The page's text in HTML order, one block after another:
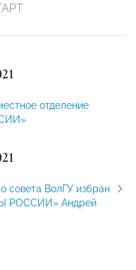
отделение
совета ВолГУ избран
РОССИИ» Андрей